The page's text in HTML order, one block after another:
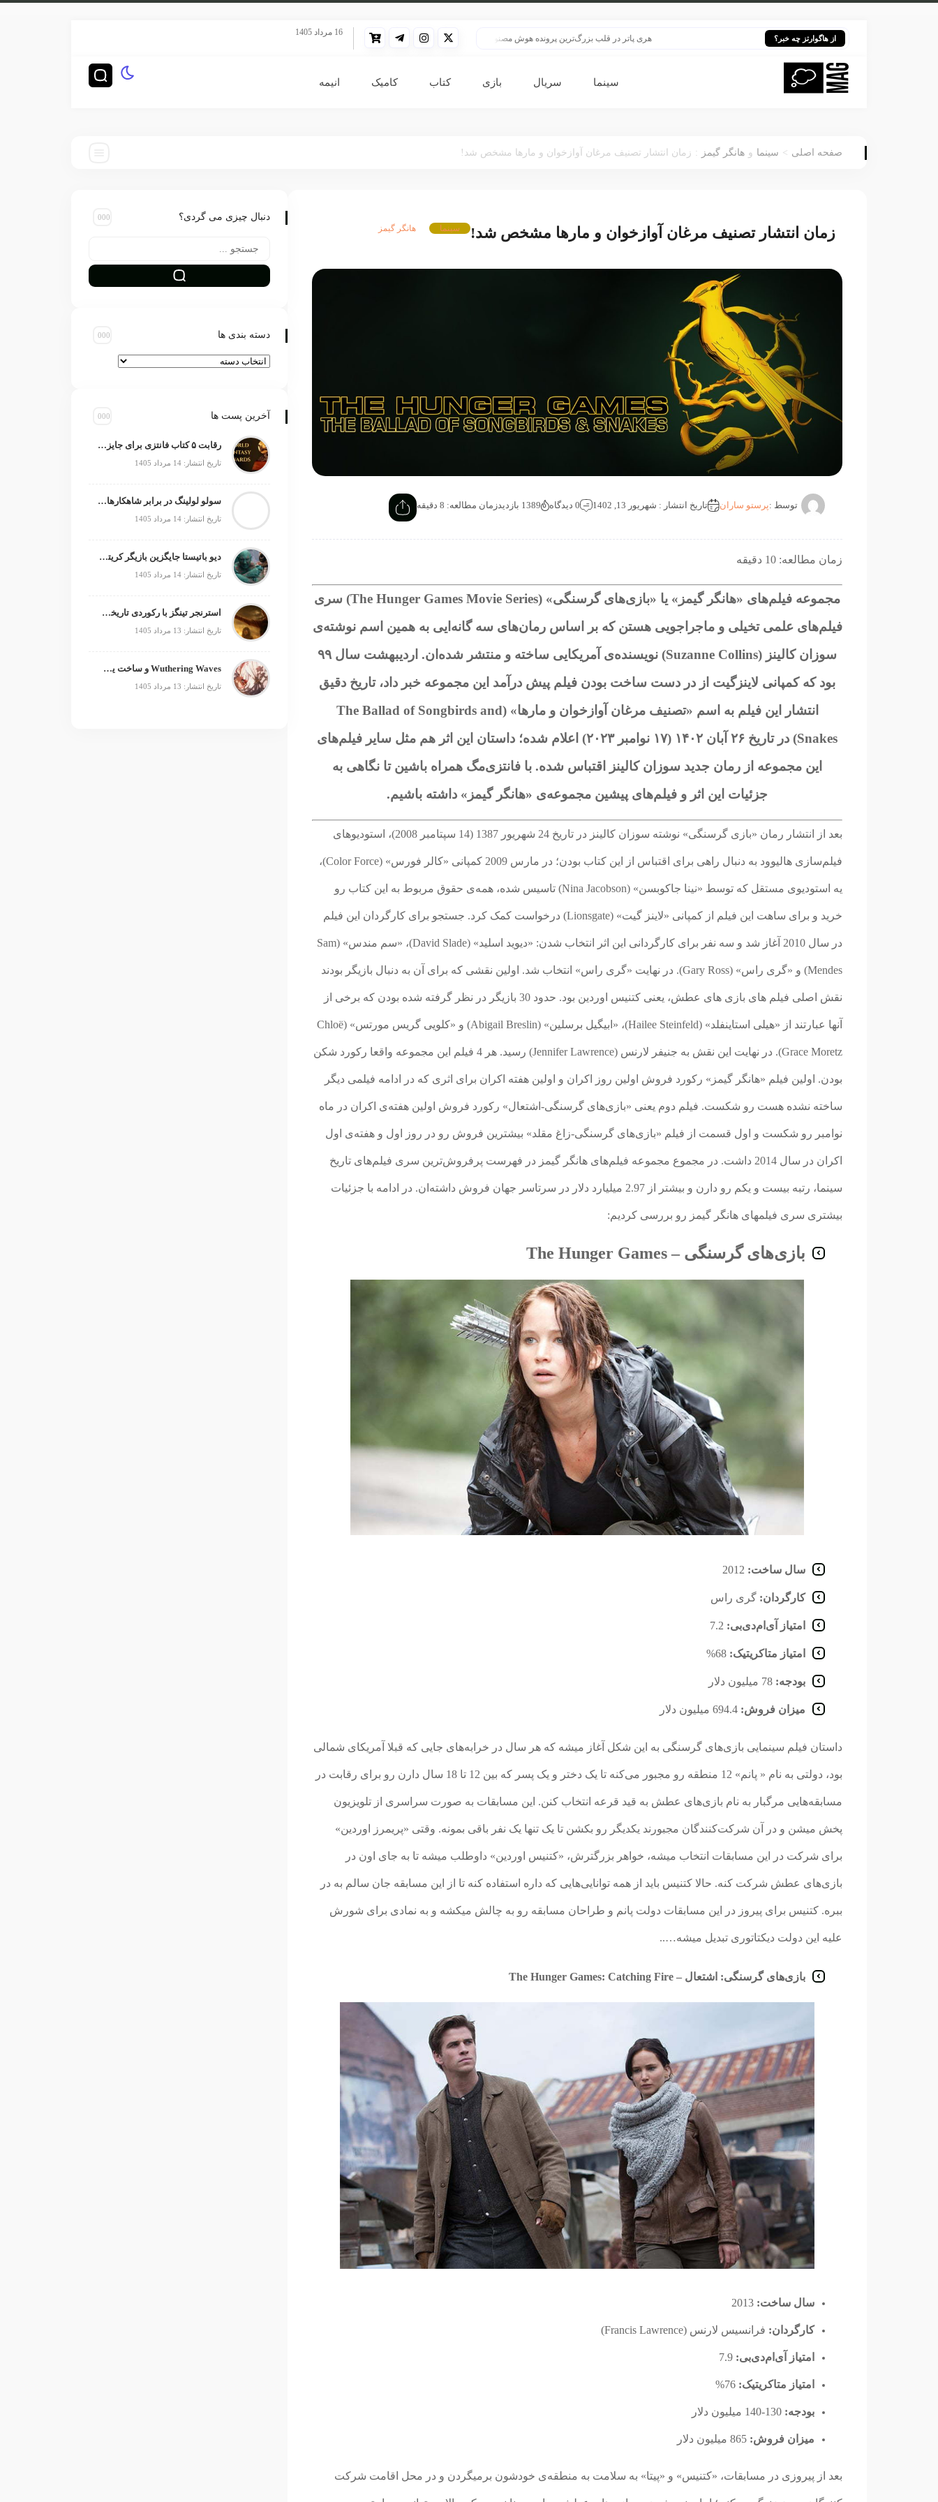
از هاگوارتز چه خبر؟ هری پاتر در قلب بزرگ‌ترین پرونده هوش مصنوعی
16 مرداد 1405
سینما سریال بازی کتاب کامیک انیمه
صفحه اصلی > سینما و هانگر گیمز : زمان انتشار تصنیف مرغان آوازخوان و مارها مشخص شد!
زمان انتشار تصنیف مرغان آوازخوان و مارها مشخص شد! سینما هانگر گیمز
توسط :پرستو ساران تاریخ انتشار : شهریور 13, 1402 0 دیدگاه 1389 بازدید زمان مطالعه: 8 دقیقه
زمان مطالعه: 10 دقیقه
مجموعه فیلم‌های «هانگر گیمز» یا «بازی‌های گرسنگی» (The Hunger Games Movie Series) سری
فیلم‌های علمی تخیلی و ماجراجویی هستن که بر اساس رمان‌های سه گانه‌ایی به همین اسم نوشته‌ی
سوزان کالینز (Suzanne Collins) نویسنده‌ی آمریکایی ساخته و منتشر شده‌ان. اردیبهشت سال ۹۹
بود که کمپانی لاینزگیت از در دست ساخت بودن فیلم پیش درآمد این مجموعه خبر داد، تاریخ دقیق
انتشار این فیلم به اسم «تصنیف مرغان آوازخوان و مارها» (The Ballad of Songbirds and
Snakes) در تاریخ ۲۶ آبان ۱۴۰۲ (۱۷ نوامبر ۲۰۲۳) اعلام شده؛ داستان این اثر هم مثل سایر فیلم‌های
این مجموعه از رمان جدید سوزان کالینز اقتباس شده. با فانتزی‌مگ همراه باشین تا نگاهی به
جزئیات این اثر و فیلم‌های پیشین مجموعه‌ی «هانگر گیمز» داشته باشیم.
بعد از انتشار رمان «بازی گرسنگی» نوشته سوزان کالینز در تاریخ 24 شهریور 1387 (14 سپتامبر 2008)، استودیوهای
فیلم‌سازی هالیوود به دنبال راهی برای اقتباس از این کتاب بودن؛ در مارس 2009 کمپانی «کالر فورس» (Color Force)،
یه استودیوی مستقل که توسط «نینا جاکوبسن» (Nina Jacobson) تاسیس شده، همه‌ی حقوق مربوط به این کتاب رو
خرید و برای ساهت این فیلم از کمپانی «لاینز گیت» (Lionsgate) درخواست کمک کرد. جستجو برای کارگردان این فیلم
در سال 2010 آغاز شد و سه نفر برای کارگردانی این اثر انتخاب شدن: «دیوید اسلید» (David Slade)، «سم مندس» (Sam
Mendes) و «گری راس» (Gary Ross). در نهایت «گری راس» انتخاب شد. اولین نقشی که برای آن به دنبال بازیگر بودند
نقش اصلی فیلم های بازی های عطش، یعنی کتنیس اوردین بود. حدود 30 بازیگر در نظر گرفته شده بودن که برخی از
آنها عبارتند از «هیلی استاینفلد» (Hailee Steinfeld)، «ابیگیل برسلین» (Abigail Breslin) و «کلویی گریس مورتس» (Chloë
Grace Moretz). در نهایت این نقش به جنیفر لارنس (Jennifer Lawrence) رسید. هر 4 فیلم این مجموعه واقعا رکورد شکن
بودن. اولین فیلم «هانگر گیمز» رکورد فروش اولین روز اکران و اولین هفته اکران برای اثری که در ادامه فیلمی دیگر
ساخته نشده هست رو شکست. فیلم دوم یعنی «بازی‌های گرسنگی-اشتعال» رکورد فروش اولین هفته‌ی اکران در ماه
نوامبر رو شکست و اول قسمت از فیلم «بازی‌های گرسنگی-زاغ مقلد» بیشترین فروش رو در روز اول و هفته‌ی اول
اکران در سال 2014 داشت. در مجموع مجموعه فیلم‌های هانگر گیمز در فهرست پرفروش‌ترین سری فیلم‌های تاریخ
سینما، رتبه بیست و یکم رو دارن و بیشتر از 2.97 میلیارد دلار در سرتاسر جهان فروش داشته‌ان. در ادامه با جزئیات
بیشتری سری فیلمهای هانگر گیمز رو بررسی کردیم:
بازی‌های گرسنگی – The Hunger Games
سال ساخت:
کارگردان: گری راس
امتیاز آی‌ام‌دی‌بی:
امتیاز متاکریتیک:
بودجه:
میزان فروش:
داستان فیلم سینمایی بازی‌های گرسنگی به این شکل آغاز میشه که هر سال در خرابه‌های جایی که قبلا آمریکای شمالی
بود، دولتی به نام « پانم» 12 منطقه رو مجبور می‌کنه تا یک دختر و یک پسر که بین 12 تا 18 سال دارن رو برای رقابت در
مسابقه‌هایی مرگبار به نام بازی‌های عطش به قید قرعه انتخاب کنن. این مسابقات به صورت سراسری از تلویزیون
پخش میشن و در آن شرکت‌کنندگان مجبورند یکدیگر رو بکشن تا یک تنها یک نفر باقی بمونه. وقتی «پریمرز اوردین»
برای شرکت در این مسابقات انتخاب میشه، خواهر بزرگترش، «کتنیس اوردین» داوطلب میشه تا به جای اون در
بازی‌های عطش شرکت کنه. حالا کتنیس باید از همه توانایی‌هایی که داره استفاده کنه تا از این مسابقه جان سالم به در
ببره. کتنیس برای پیروز در این مسابقات دولت پانم و طراحان مسابقه رو به چالش میکشه و به نمادی برای شورش
علیه این دولت دیکتاتوری تبدیل میشه…..
بازی‌های گرسنگی: اشتعال – The Hunger Games: Catching Fire
سال ساخت:
کارگردان: فرانسیس لارنس (Francis Lawrence)
امتیاز آی‌ام‌دی‌بی:
امتیاز متاکریتیک:
بودجه:
میزان فروش:
بعد از پیروزی در مسابقات، «کتنیس» و «پیتا» به سلامت به منطقه‌ی خودشون برمیگردن و در محل اقامت شرکت
دنبال چیزی می گردی؟
دسته بندی ها
آخرین پست ها
رقابت ۵ کتاب فانتزی برای جایزه جهانی ۲۰۲۶
تاریخ انتشار: 14 مرداد 1405
سولو لولینگ در برابر شاهکارهای انیمه؛ چه چیزی کم دارد؟
تاریخ انتشار: 14 مرداد 1405
دیو باتیستا جایگزین بازیگر کریتوس می‌شود؟
تاریخ انتشار: 14 مرداد 1405
استرنجر تینگز با رکوردی تاریخی صدرنشین شد
تاریخ انتشار: 13 مرداد 1405
Wuthering Waves و ساخت یک فرنچایز بزرگ؛ از بازی تا انیمه
تاریخ انتشار: 13 مرداد 1405